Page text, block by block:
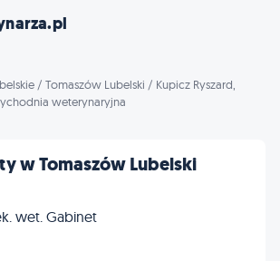
/ Tomaszów Lubelski / Kupicz Ryszard,
weterynaryjna
w Tomaszów Lubelski
wet. Gabinet